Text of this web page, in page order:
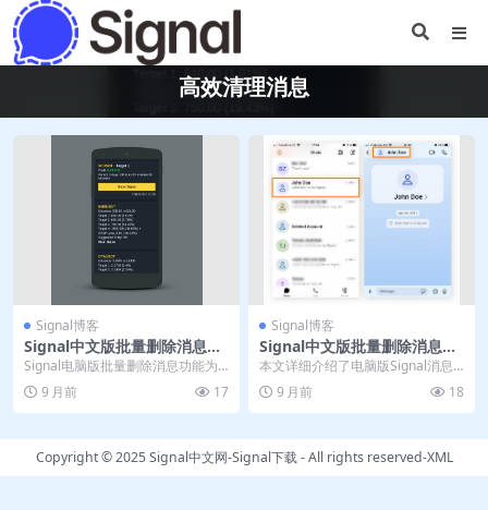
高效清理消息
Signal博客
Signal中文版批量删除消息｜
电脑版高效清理
Signal电脑版批量删除消息功能为
网络推广人员提供高效聊天记录管
理方案。通过桌...
9 月前 17
Signal博客
Signal中文版批量删除消息｜
电脑版高效清理
本文详细介绍了电脑版Signal消息
管理的完整指南，重点讲解如何高
效批量删除聊天...
9 月前 18
Copyright © 2025Signal中文网-Signal下载- All rights reserved-XML